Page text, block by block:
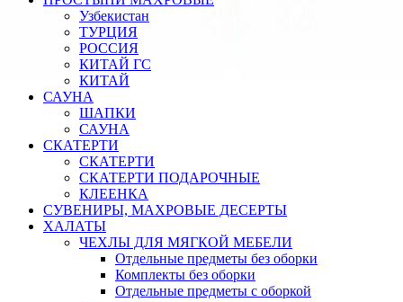
Узбекистан
ТУРЦИЯ
РОССИЯ
КИТАЙ ГС
КИТАЙ
САУНА
ШАПКИ
САУНА
СКАТЕРТИ
СКАТЕРТИ
СКАТЕРТИ ПОДАРОЧНЫЕ
КЛЕЕНКА
СУВЕНИРЫ, МАХРОВЫЕ ДЕСЕРТЫ
ХАЛАТЫ
ЧЕХЛЫ ДЛЯ МЯГКОЙ МЕБЕЛИ
Отдельные предметы без оборки
Комплекты без оборки
Отдельные предметы с оборкой